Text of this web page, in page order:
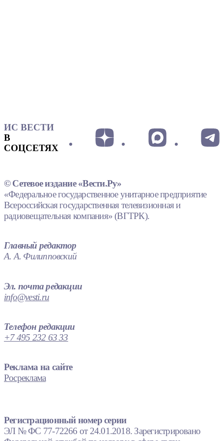
ИС ВЕСТИ
В
СОЦСЕТЯХ
© Сетевое издание «Вести.Ру»
«Федеральное государственное унитарное предприятие
Всероссийская государственная телевизионная и
радиовещательная компания» (ВГТРК).
Главный редактор
А. А. Филипповский
Эл. почта редакции
info@vesti.ru
Телефон редакции
+7 495 232 63 33
Реклама на сайте
Росреклама
Регистрационный номер серии
ЭЛ № ФС 77-72266 от 24.01.2018. Зарегистрировано